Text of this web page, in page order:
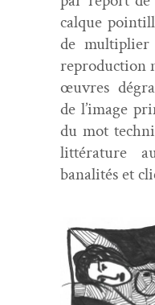
calque
de
repro­duc­tion
œuvres
de l’im­age
du mot
lit­téra­ture
banal­itéset